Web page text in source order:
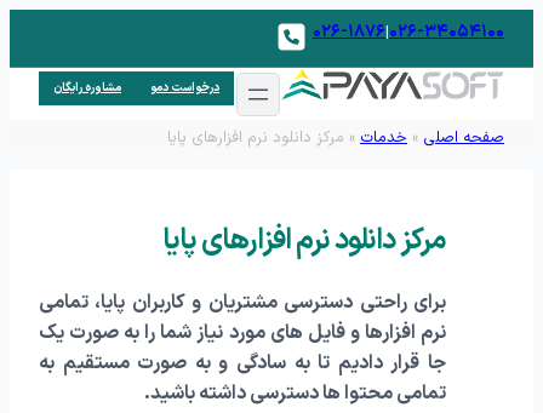
۰۲۶-۳۴۰۵۴۱۰۰۰۲۶-۱۸۷۶
درخواست دمو مشاوره رایگان
صفحه اصلی » خدمات » مرکز دانلود نرم افزارهای پایا
مرکز دانلود نرم افزارهای پایا
برای راحتی دسترسی مشتریان و کاربران پایا، تمامی
نرم افزارها و فایل های مورد نیاز شما را به صورت یک
جا قرار دادیم تا به سادگی و به صورت مستقیم به
تمامی محتوا ها دسترسی داشته باشید.